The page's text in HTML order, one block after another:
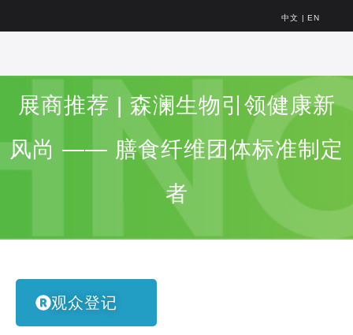
中文 | EN
展商推荐 | 森澜生物引领健康新
风尚 —— 膳食纤维团体标准制定
者
观众登记